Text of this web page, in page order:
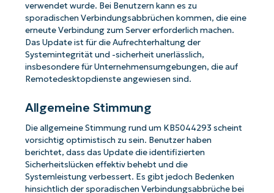
verwendet wurde. Bei Benutzern kann es zu
sporadischen Verbindungsabbrüchen kommen, die eine
erneute Verbindung zum Server erforderlich machen.
Das Update ist für die Aufrechterhaltung der
Systemintegrität und -sicherheit unerlässlich,
insbesondere für Unternehmensumgebungen, die auf
Remotedesktopdienste angewiesen sind.
Allgemeine Stimmung
Die allgemeine Stimmung rund um KB5044293 scheint
vorsichtig optimistisch zu sein. Benutzer haben
berichtet, dass das Update die identifizierten
Sicherheitslücken effektiv behebt und die
Systemleistung verbessert. Es gibt jedoch Bedenken
hinsichtlich der sporadischen Verbindungsabbrüche bei